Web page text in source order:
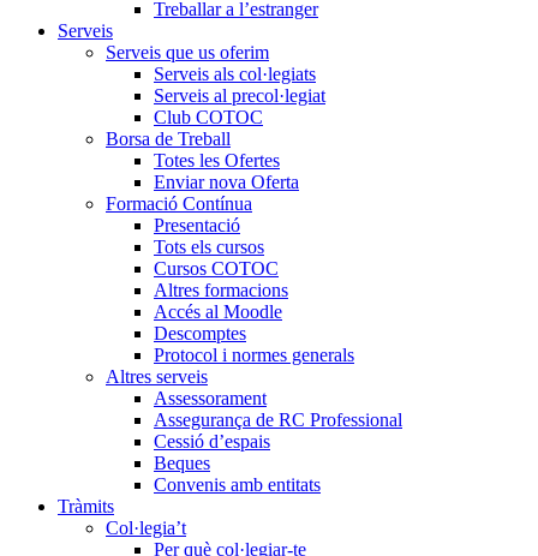
Treballar a l’estranger
Serveis
Serveis que us oferim
Serveis als col·legiats
Serveis al precol·legiat
Club COTOC
Borsa de Treball
Totes les Ofertes
Enviar nova Oferta
Formació Contínua
Presentació
Tots els cursos
Cursos COTOC
Altres formacions
Accés al Moodle
Descomptes
Protocol i normes generals
Altres serveis
Assessorament
Assegurança de RC Professional
Cessió d’espais
Beques
Convenis amb entitats
Tràmits
Col·legia’t
Per què col·legiar-te